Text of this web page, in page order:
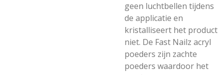
geen luchtbellen tijdens
de applicatie en
kristalliseert het product
niet. De Fast Nailz acryl
poeders zijn zachte
poeders waardoor het